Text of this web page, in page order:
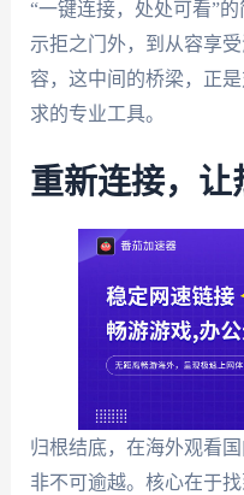
“一键连接，处处可看”
示拒之门外，到从容享
容，这中间的桥梁，正
求的专业工具。
重新连接，让
归根结底，在海外观看
非不可逾越。核心在于